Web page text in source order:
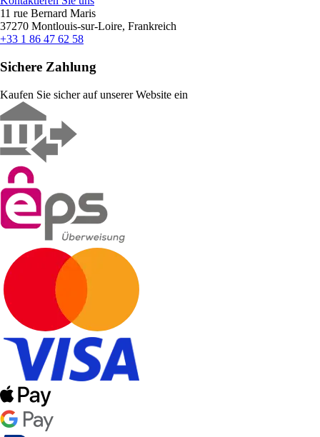
11 rue Bernard Maris
37270 Montlouis-sur-Loire, Frankreich
+33 1 86 47 62 58
Sichere Zahlung
Kaufen Sie sicher auf unserer Website ein